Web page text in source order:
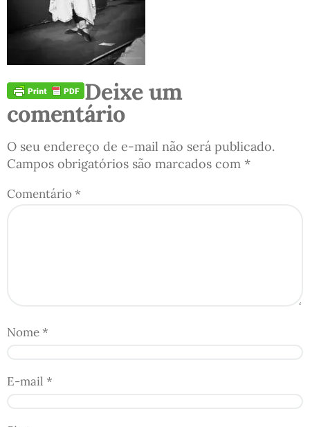
Deixe um
comentário
O seu endereço de e-mail não será publicado.
Campos obrigatórios são marcados com *
Comentário*
Nome*
E-mail *